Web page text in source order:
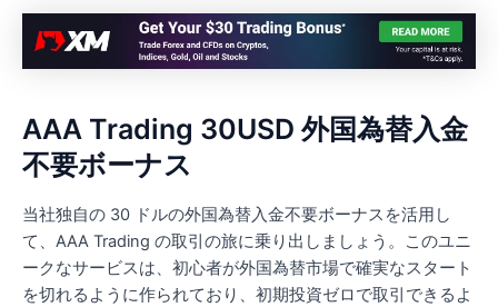
AAA Trading 30USD 外国為替入金
不要ボーナス
当社独自の 30 ドルの外国為替入金不要ボーナスを活用し
て、AAA Trading の取引の旅に乗り出しましょう。このユニ
ークなサービスは、初心者が外国為替市場で確実なスタート
を切れるように作られており、初期投資ゼロで取引できるよ